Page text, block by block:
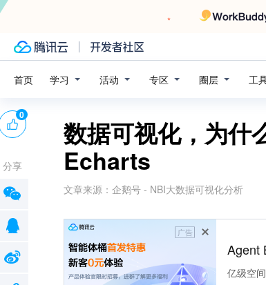
首页 学习 活动 专区 圈层 工
数据可视化，为什
Echarts
文章来源： 企鹅号 - NBI大数据可视化分析
广告
Agent
亿级空
0
分享